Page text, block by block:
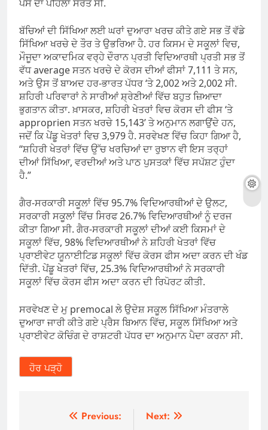
ਪੈਸੇ ਦਾ ਪਹਿਲਾ ਸਰੋਤ ਸੀ.
ਬੱਚਿਆਂ ਦੀ ਸਿੱਖਿਆ ਲਈ ਘਰਾਂ ਦੁਆਰਾ ਖਰਚ ਕੀਤੇ ਗਏ ਸਭ ਤੋਂ ਵੱਡੇ
ਸਿੱਖਿਆ ਖਰਚੇ ਦੇ ਤੌਰ ਤੇ ਉਭਰਿਆ ਹੈ. ਹਰ ਕਿਸਮ ਦੇ ਸਕੂਲਾਂ ਵਿਚ,
ਮੌਜੂਦਾ ਅਕਾਦਮਿਕ ਵਰ੍ਹੇ ਦੌਰਾਨ ਪ੍ਰਤੀ ਵਿਦਿਆਰਥੀ ਪ੍ਰਤੀ ਸਭ ਤੋਂ
ਵੱਧ average ਸਤਨ ਖਰਚੇ ਦੇ ਕੋਰਸ ਦੀਆਂ ਫੀਸਾਂ 7,111 ਤੇ ਸਨ,
ਅਤੇ ਉਸ ਤੋਂ ਬਾਅਦ ਹਰ-ਭਾਰਤ ਪੱਧਰ ‘ਤੇ 2,002 ਅਤੇ 2,002 ਸੀ.
ਸ਼ਹਿਰੀ ਪਰਿਵਾਰਾਂ ਨੇ ਸਾਰੀਆਂ ਸ਼੍ਰੇਣੀਆਂ ਵਿੱਚ ਬਹੁਤ ਜ਼ਿਆਦਾ
ਭੁਗਤਾਨ ਕੀਤਾ. ਖ਼ਾਸਕਰ, ਸ਼ਹਿਰੀ ਖੇਤਰਾਂ ਵਿਚ ਕੋਰਸ ਦੀ ਫੀਸ ‘ਤੇ
approprien ਸਤਨ ਖਰਚੇ 15,143’ ਤੇ ਅਨੁਮਾਨ ਲਗਾਉਂਦੇ ਹਨ,
ਜਦੋਂ ਕਿ ਪੇਂਡੂ ਖੇਤਰਾਂ ਵਿਚ 3,979 ਹੈ. ਸਰਵੇਖਣ ਵਿੱਚ ਕਿਹਾ ਗਿਆ ਹੈ,
“ਸ਼ਹਿਰੀ ਖੇਤਰਾਂ ਵਿੱਚ ਉੱਚ ਖਰਚਿਆਂ ਦਾ ਰੁਝਾਨ ਵੀ ਇਸ ਤਰ੍ਹਾਂ
ਦੀਆਂ ਸਿੱਖਿਆ, ਵਰਦੀਆਂ ਅਤੇ ਪਾਠ ਪੁਸਤਕਾਂ ਵਿੱਚ ਸਪੱਸ਼ਟ ਹੁੰਦਾ
ਹੈ.”
ਗੈਰ-ਸਰਕਾਰੀ ਸਕੂਲਾਂ ਵਿੱਚ 95.7% ਵਿਦਿਆਰਥੀਆਂ ਦੇ ਉਲਟ,
ਸਰਕਾਰੀ ਸਕੂਲਾਂ ਵਿੱਚ ਸਿਰਫ 26.7% ਵਿਦਿਆਰਥੀਆਂ ਨੂੰ ਦਰਜ
ਕੀਤਾ ਗਿਆ ਸੀ. ਗੈਰ-ਸਰਕਾਰੀ ਸਕੂਲਾਂ ਦੀਆਂ ਕਈ ਕਿਸਮਾਂ ਦੇ
ਸਕੂਲਾਂ ਵਿੱਚ, 98% ਵਿਦਿਆਰਥੀਆਂ ਨੇ ਸ਼ਹਿਰੀ ਖੇਤਰਾਂ ਵਿੱਚ
ਪ੍ਰਾਈਵੇਟ ਯੂਨਾਈਟਿਡ ਸਕੂਲਾਂ ਵਿੱਚ ਕੋਰਸ ਫੀਸ ਅਦਾ ਕਰਨ ਦੀ ਖੰਡ
ਦਿੱਤੀ. ਪੇਂਡੂ ਖੇਤਰਾਂ ਵਿੱਚ, 25.3% ਵਿਦਿਆਰਥੀਆਂ ਨੇ ਸਰਕਾਰੀ
ਸਕੂਲਾਂ ਵਿੱਚ ਕੋਰਸ ਫੀਸ ਅਦਾ ਕਰਨ ਦੀ ਰਿਪੋਰਟ ਕੀਤੀ.
ਸਰਵੇਖਣ ਦੇ ਮੁ premocal ਲੇ ਉਦੇਸ਼ ਸਕੂਲ ਸਿੱਖਿਆ ਮੰਤਰਾਲੇ
ਦੁਆਰਾ ਜਾਰੀ ਕੀਤੇ ਗਏ ਪ੍ਰੈਸ ਬਿਆਨ ਵਿੱਚ, ਸਕੂਲ ਸਿੱਖਿਆ ਅਤੇ
ਪ੍ਰਾਈਵੇਟ ਕੋਚਿੰਗ ਦੇ ਰਾਸ਼ਟਰੀ ਪੱਧਰ ਦਾ ਅਨੁਮਾਨ ਪੈਦਾ ਕਰਨਾ ਸੀ.
ਹੋਰ ਪੜ੍ਹੋ
Previous:
Next: